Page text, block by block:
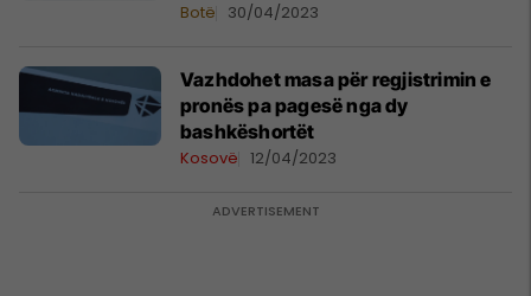
Botë 30/04/2023
Vazhdohet masa për regjistrimin e
pronës pa pagesë nga dy
bashkëshortët
Kosovë 12/04/2023